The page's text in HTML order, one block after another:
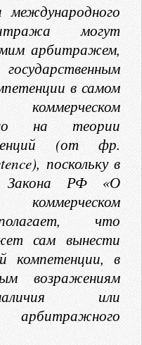
могут
арбитражем,
в самом
на теории
(от фр.
поскольку в
РФ «О
что
сам вынести
компетенции, в
возражениям
или